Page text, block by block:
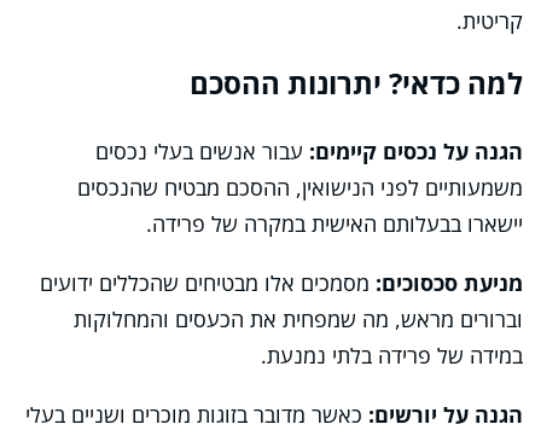
קריטית.
למה כדאי? יתרונות ההסכם
הגנה על נכסים קיימים: עבור אנשים בעלי נכסים
משמעותיים לפני הנישואין, ההסכם מבטיח שהנכסים
יישארו בבעלותם האישית במקרה של פרידה.
מניעת סכסוכים: מסמכים אלו מבטיחים שהכללים ידועים
וברורים מראש, מה שמפחית את הכעסים והמחלוקות
במידה של פרידה בלתי נמנעת.
הגנה על יורשים: כאשר מדובר בזוגות מוכרים ושניים בעלי